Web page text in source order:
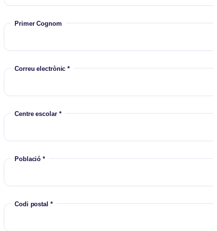
Primer Cognom
Correu electrònic *
Centre escolar *
Població *
Codi postal *